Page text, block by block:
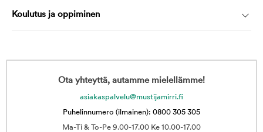
Koulutus ja oppiminen
Ota yhteyttä, autamme mielellämme!
asiakaspalvelu@mustijamirri.fi
Puhelinnumero (ilmainen): 0800 305 305
Ma-Ti & To-Pe 9.00-17.00 Ke 10.00-17.00